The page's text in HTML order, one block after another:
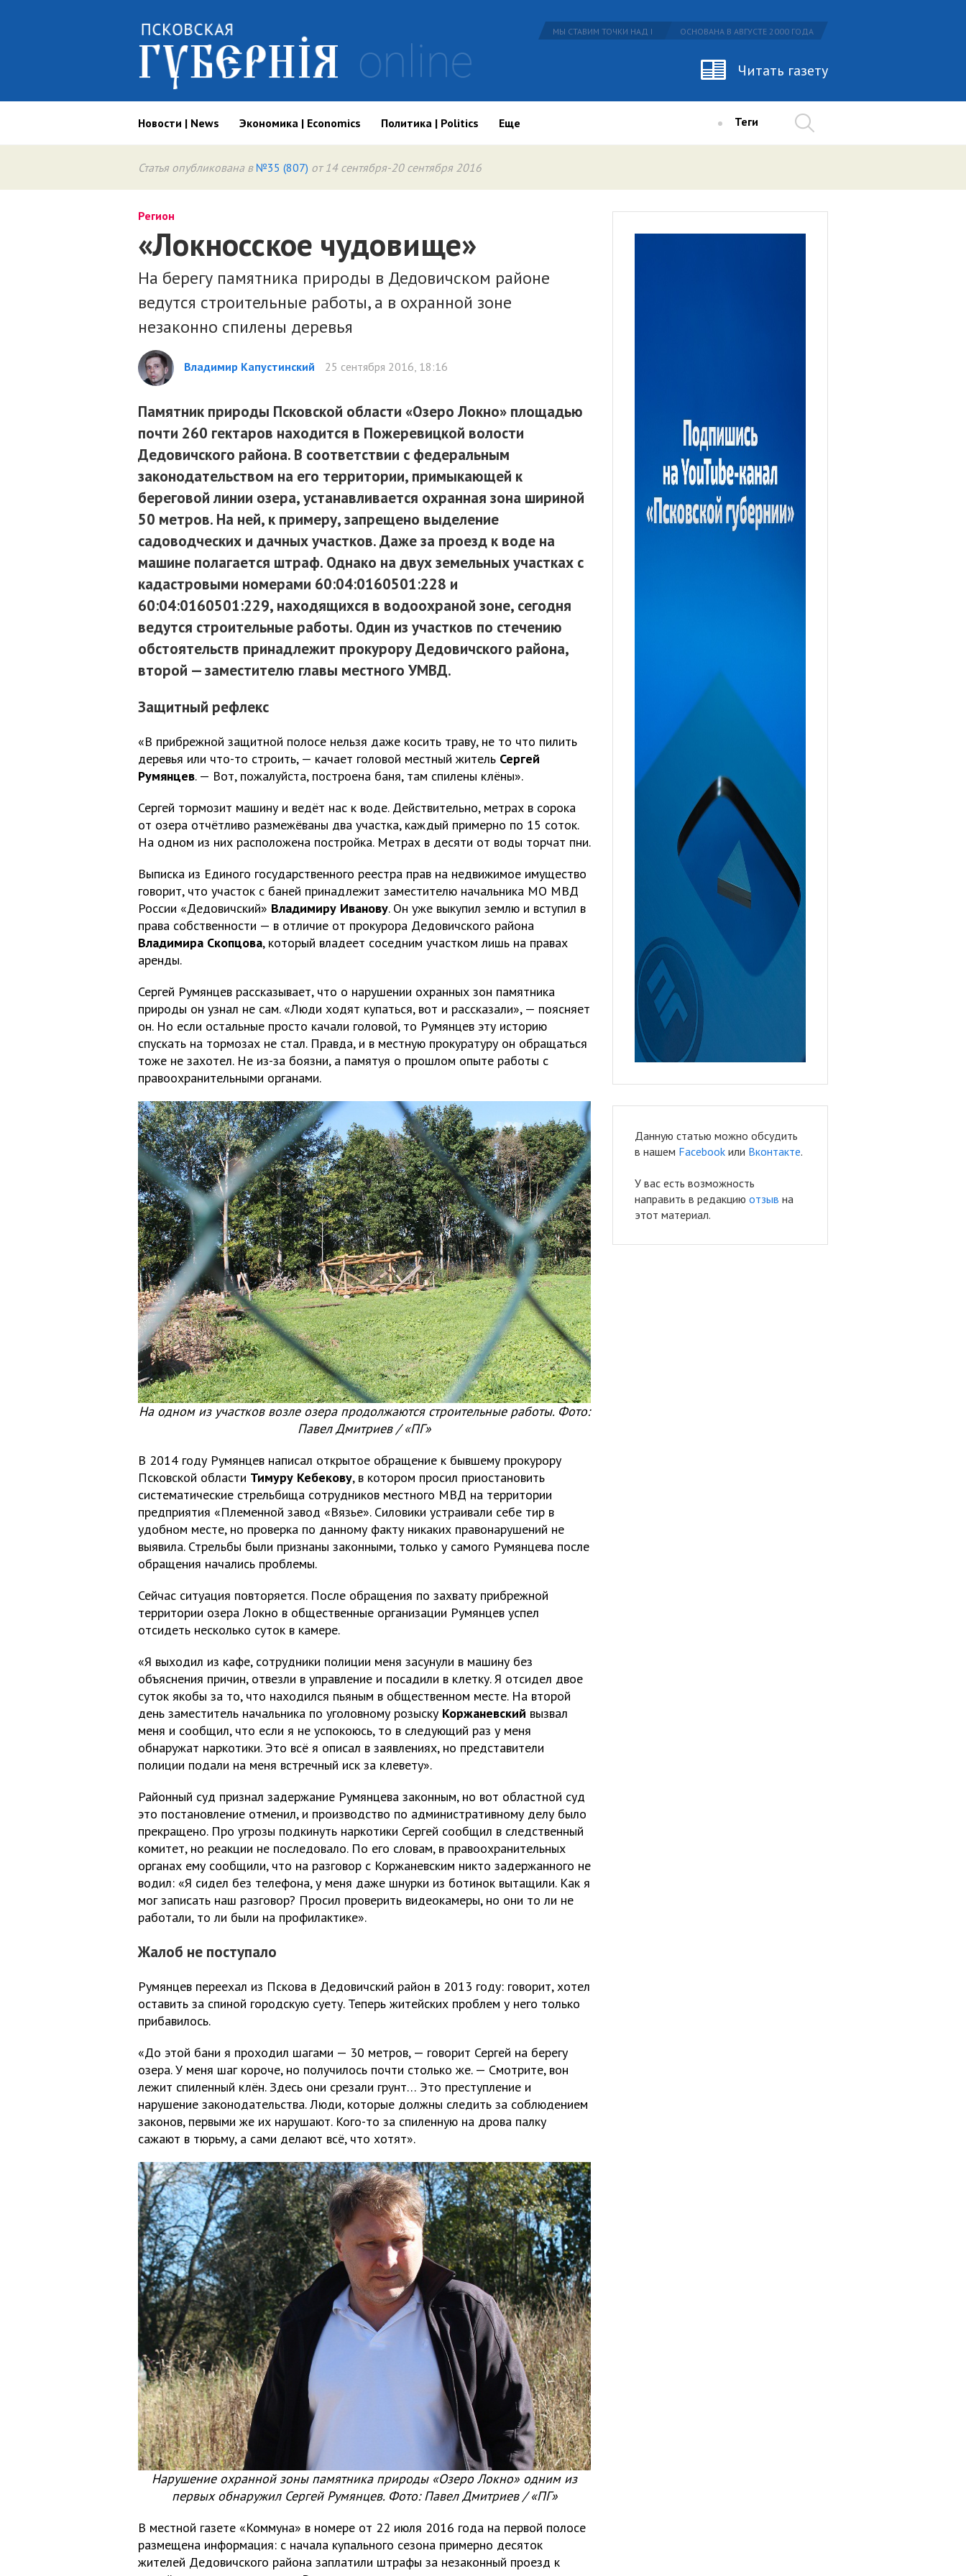
МЫ СТАВИМ ТОЧКИ НАД I ОСНОВАНА В АВГУСТЕ 2000 ГОДА
Читать газету
Новости | News Экономика | Economics Политика | Politics Еще Теги
Статья опубликована в №35 (807) от 14 сентября-20 сентября 2016
Регион
«Локносское чудовище»
На берегу памятника природы в Дедовичском районе
ведутся строительные работы, а в охранной зоне
незаконно спилены деревья
Владимир Капустинский 25 сентября 2016, 18:16
Памятник природы Псковской области «Озеро Локно» площадью
почти 260 гектаров находится в Пожеревицкой волости
Дедовичского района. В соответствии с федеральным
законодательством на его территории, примыкающей к
береговой линии озера, устанавливается охранная зона шириной
50 метров. На ней, к примеру, запрещено выделение
садоводческих и дачных участков. Даже за проезд к воде на
машине полагается штраф. Однако на двух земельных участках с
кадастровыми номерами 60:04:0160501:228 и
60:04:0160501:229, находящихся в водоохраной зоне, сегодня
ведутся строительные работы. Один из участков по стечению
обстоятельств принадлежит прокурору Дедовичского района,
второй — заместителю главы местного УМВД.
Защитный рефлекс
«В прибрежной защитной полосе нельзя даже косить траву, не то что пилить
деревья или что-то строить, — качает головой местный житель Сергей
Румянцев. — Вот, пожалуйста, построена баня, там спилены клёны».
Сергей тормозит машину и ведёт нас к воде. Действительно, метрах в сорока
от озера отчётливо размежёваны два участка, каждый примерно по 15 соток.
На одном из них расположена постройка. Метрах в десяти от воды торчат пни.
Выписка из Единого государственного реестра прав на недвижимое имущество
говорит, что участок с баней принадлежит заместителю начальника МО МВД
России «Дедовичский» Владимиру Иванову. Он уже выкупил землю и вступил в
права собственности — в отличие от прокурора Дедовичского района
Владимира Скопцова, который владеет соседним участком лишь на правах
аренды.
Сергей Румянцев рассказывает, что о нарушении охранных зон памятника
природы он узнал не сам. «Люди ходят купаться, вот и рассказали», — поясняет
он. Но если остальные просто качали головой, то Румянцев эту историю
спускать на тормозах не стал. Правда, и в местную прокуратуру он обращаться
тоже не захотел. Не из-за боязни, а памятуя о прошлом опыте работы с
правоохранительными органами.
На одном из участков возле озера продолжаются строительные работы. Фото:
Павел Дмитриев / «ПГ»
В 2014 году Румянцев написал открытое обращение к бывшему прокурору
Псковской области Тимуру Кебекову, в котором просил приостановить
систематические стрельбища сотрудников местного МВД на территории
предприятия «Племенной завод «Вязье». Силовики устраивали себе тир в
удобном месте, но проверка по данному факту никаких правонарушений не
выявила. Стрельбы были признаны законными, только у самого Румянцева после
обращения начались проблемы.
Сейчас ситуация повторяется. После обращения по захвату прибрежной
территории озера Локно в общественные организации Румянцев успел
отсидеть несколько суток в камере.
«Я выходил из кафе, сотрудники полиции меня засунули в машину без
объяснения причин, отвезли в управление и посадили в клетку. Я отсидел двое
суток якобы за то, что находился пьяным в общественном месте. На второй
день заместитель начальника по уголовному розыску Коржаневский вызвал
меня и сообщил, что если я не успокоюсь, то в следующий раз у меня
обнаружат наркотики. Это всё я описал в заявлениях, но представители
полиции подали на меня встречный иск за клевету».
Районный суд признал задержание Румянцева законным, но вот областной суд
это постановление отменил, и производство по административному делу было
прекращено. Про угрозы подкинуть наркотики Сергей сообщил в следственный
комитет, но реакции не последовало. По его словам, в правоохранительных
органах ему сообщили, что на разговор с Коржаневским никто задержанного не
водил: «Я сидел без телефона, у меня даже шнурки из ботинок вытащили. Как я
мог записать наш разговор? Просил проверить видеокамеры, но они то ли не
работали, то ли были на профилактике».
Жалоб не поступало
Румянцев переехал из Пскова в Дедовичский район в 2013 году: говорит, хотел
оставить за спиной городскую суету. Теперь житейских проблем у него только
прибавилось.
«До этой бани я проходил шагами — 30 метров, — говорит Сергей на берегу
озера. У меня шаг короче, но получилось почти столько же. — Смотрите, вон
лежит спиленный клён. Здесь они срезали грунт… Это преступление и
нарушение законодательства. Люди, которые должны следить за соблюдением
законов, первыми же их нарушают. Кого-то за спиленную на дрова палку
сажают в тюрьму, а сами делают всё, что хотят».
Нарушение охранной зоны памятника природы «Озеро Локно» одним из
первых обнаружил Сергей Румянцев. Фото: Павел Дмитриев / «ПГ»
В местной газете «Коммуна» в номере от 22 июля 2016 года на первой полосе
размещена информация: с начала купального сезона примерно десяток
жителей Дедовичского района заплатили штрафы за незаконный проезд к
Данную статью можно обсудить
в нашем Facebook или Вконтакте.
У вас есть возможность
направить в редакцию отзыв на
этот материал.